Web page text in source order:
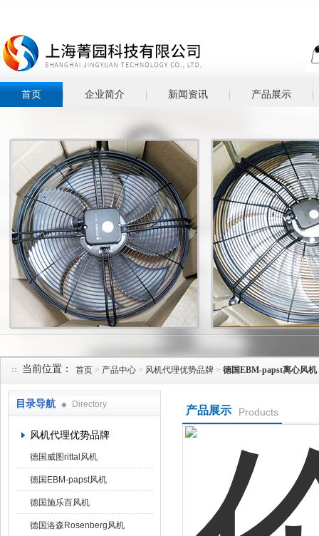
首页 企业简介 新闻资讯 产品展示
当前位置： 首页 > 产品中心 > 风机代理优势品牌 > 德国EBM-papst离心风机
目录导航 Directory
风机代理优势品牌
德国威图rittal风机
德国EBM-papst风机
德国施乐百风机
德国洛森Rosenberg风机
产品展示 Products